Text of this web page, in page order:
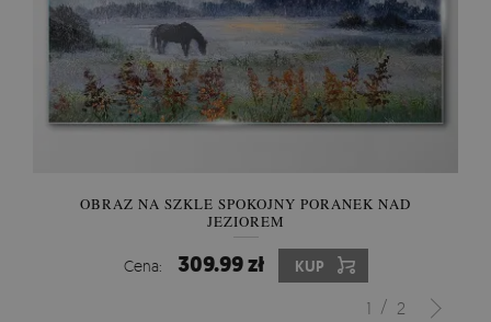
OBRAZ NA SZKLE SPOKOJNY PORANEK NAD
JEZIOREM
Cena: 309.99 zł KUP
1 / 2